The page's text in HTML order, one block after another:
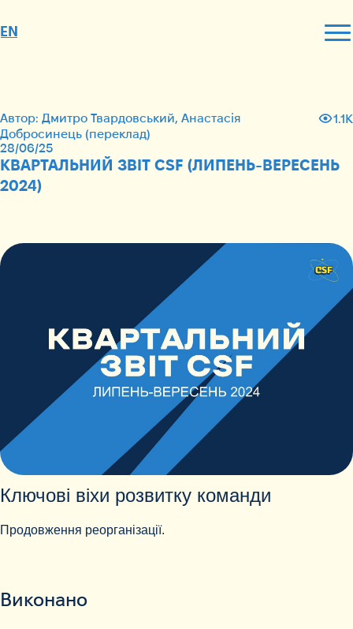
EN
Автор: Дмитро Твардовський, Анастасія
Добросинець (переклад)
28/06/25
1.1K
КВАРТАЛЬНИЙ ЗВІТ CSF (ЛИПЕНЬ-ВЕРЕСЕНЬ
2024)
Ключові віхи розвитку команди
Продовження реорганізації.
Виконано